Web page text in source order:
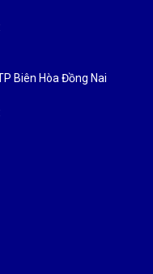
Biên Hòa Đồng Nai